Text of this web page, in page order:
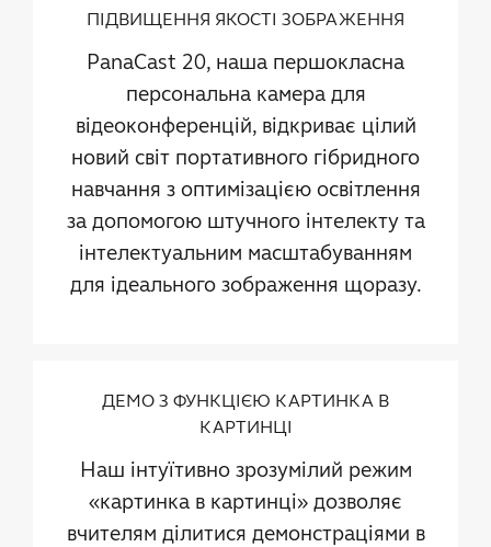
ПІДВИЩЕННЯ ЯКОСТІ ЗОБРАЖЕННЯ
PanaCast 20, наша першокласна
персональна камера для
відеоконференцій, відкриває цілий
новий світ портативного гібридного
навчання з оптимізацією освітлення
за допомогою штучного інтелекту та
інтелектуальним масштабуванням
для ідеального зображення щоразу.
ДЕМО З ФУНКЦІЄЮ КАРТИНКА В
КАРТИНЦІ
Наш інтуїтивно зрозумілий режим
«картинка в картинці» дозволяє
вчителям ділитися демонстраціями в